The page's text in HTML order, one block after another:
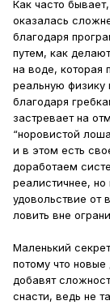
Как часто
оказалась
благодаря
путем, как
на воде, которая
реальную физику
благодаря
застревает на
“норовистой
и в этом есть
доработаем
реалистичнее,
удовольствие от
ловить вне
Маленький
потому что новые
добавят
снасти, ведь не